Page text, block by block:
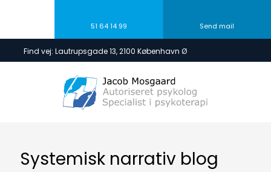
51 64 14 99 Send mail
​Find vej: Lautrupsgade 13, 2100 København Ø
Systemisk narrativ blog